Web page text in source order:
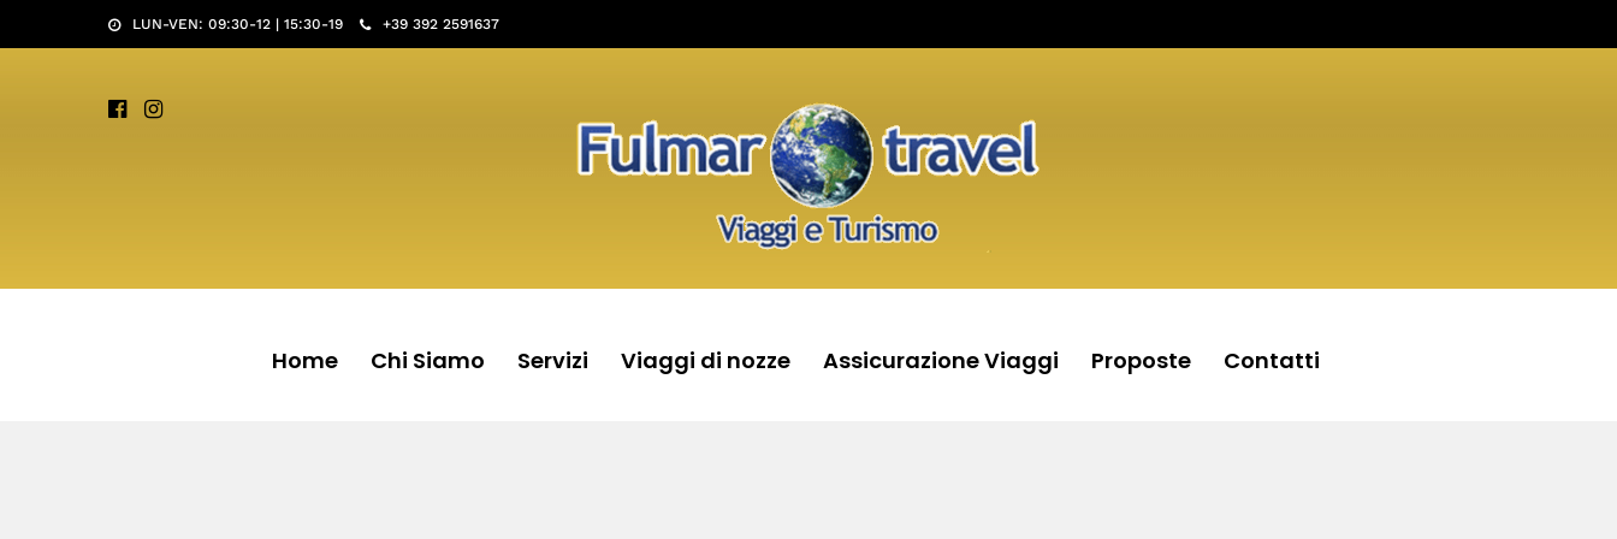
LUN-VEN: 09:30-12 | 15:30-19 +39 392 2591637
Home Chi Siamo Servizi Viaggi di nozze Assicurazione Viaggi Proposte Contatti